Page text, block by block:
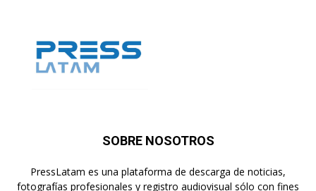
SOBRE NOSOTROS
PressLatam es una plataforma de descarga de noticias,
fotografías profesionales y registro audiovisual sólo con fines